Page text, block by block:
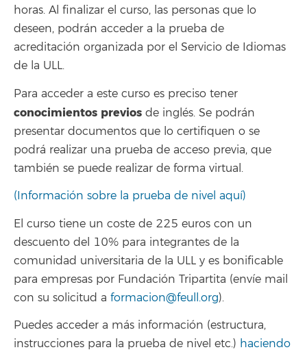
horas. Al finalizar el curso, las personas que lo
deseen, podrán acceder a la prueba de
acreditación organizada por el Servicio de Idiomas
de la ULL.
Para acceder a este curso es preciso tener
conocimientos previos de inglés. Se podrán
presentar documentos que lo certifiquen o se
podrá realizar una prueba de acceso previa, que
también se puede realizar de forma virtual.
(Información sobre la prueba de nivel aquí)
El curso tiene un coste de 225 euros con un
descuento del 10% para integrantes de la
comunidad universitaria de la ULL y es bonificable
para empresas por Fundación Tripartita (envíe mail
con su solicitud a formacion@feull.org).
Puedes acceder a más información (estructura,
instrucciones para la prueba de nivel etc.) haciendo